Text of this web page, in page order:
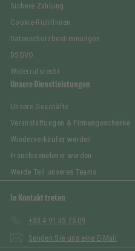
Sichere Zahlung
Cookie-Richtlinien
Datenschutzbestimmungen
DSGVO
Widerrufsrecht
Unsere Dienstleistungen
Unsere Geschäfte
Veranstaltungen & Firmengeschenke
Wiederverkäufer werden
Franchisenehmer werden
Werde Teil unseres Teams
In Kontakt treten
+33 4 91 35 75 09
Senden Sie uns eine E-Mail